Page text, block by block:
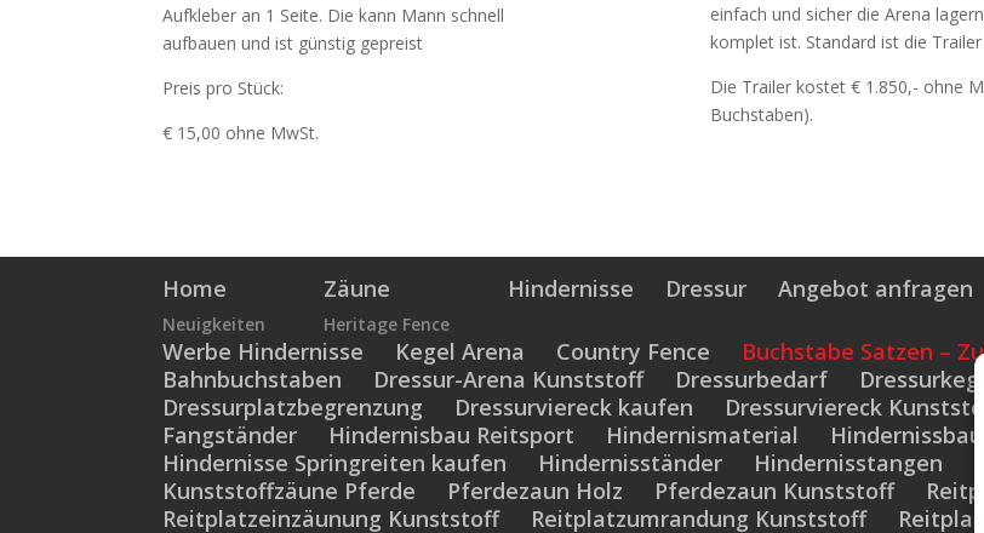
Aufkleber an 1 Seite. Die kann Mann schnell
aufbauen und ist günstig gepreist
Preis pro Stück:
€ 15,00 ohne MwSt.
einfach und sicher die Arena
komplet ist. Standard ist die
Die Trailer kostet € 1.850,- ohne
Buchstaben).
Home
Neuigkeiten
Zäune
Heritage Fence
Hindernisse Dressur Angebot anfragen
Werbe Hindernisse Kegel Arena Country Fence Buchstabe Satzen –
Bahnbuchstaben
Dressur-Arena Kunststoff Dressurbedarf
Dressurplatzbegrenzung
Dressurviereck kaufen Dressurviereck
Fangständer
Hindernisbau Reitsport Hindernismaterial Hindernissbau
Hindernisse Springreiten kaufen
Hindernisständer Hindernisstangen
Kunststoffzäune Pferde
Pferdezaun Holz Pferdezaun Kunststoff
Reitplatzeinzäunung Kunststoff
Reitplatzumrandung Kunststoff